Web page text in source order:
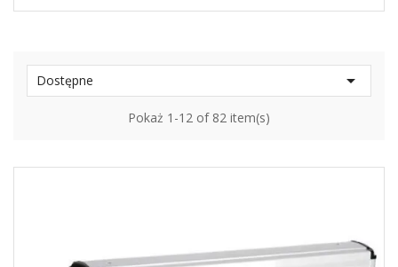
Dostępne 
Pokaż 1-12 of 82 item(s)